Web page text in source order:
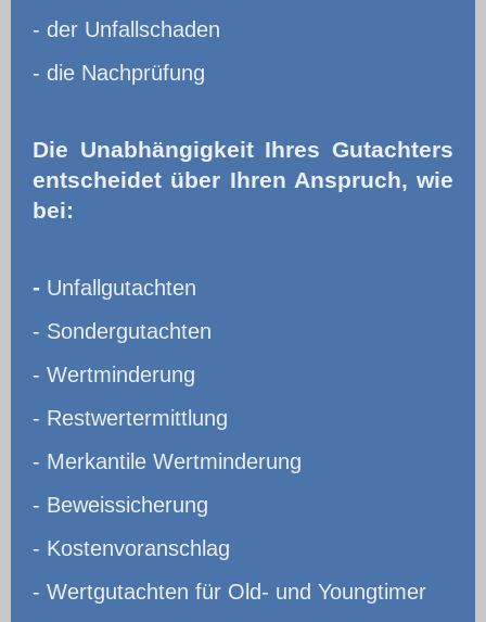
- der Unfallschaden
- die Nachprüfung
Die Unabhängigkeit Ihres Gutachters
entscheidet über Ihren Anspruch, wie
bei:
- Unfallgutachten
- Sondergutachten
- Wertminderung
- Restwertermittlung
- Merkantile Wertminderung
- Beweissicherung
- Kostenvoranschlag
- Wertgutachten für Old- und Youngtimer